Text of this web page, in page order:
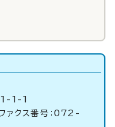
1-1
クス番号：072-